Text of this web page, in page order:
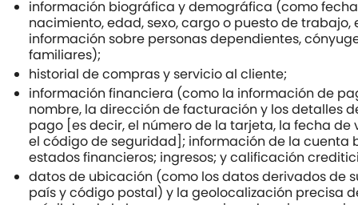
información biográfica y demográfica (como
nacimiento, edad, sexo, cargo o puesto de trabajo,
información sobre personas dependientes,
familiares);
historial de compras y servicio al cliente;
información financiera (como la información de
nombre, la dirección de facturación y los detalles
pago [es decir, el número de la tarjeta, la fecha de
el código de seguridad]; información de la cuenta
estados financieros; ingresos; y calificación
datos de ubicación (como los datos derivados de
país y código postal) y la geolocalización precisa